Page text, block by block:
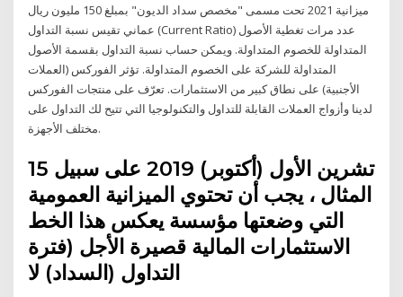
ميزانية 2021 تحت مسمى "مخصص سداد الديون" بمبلغ 150 مليون ريال
عماني تقيس نسبة التداول (Current Ratio) عدد مرات تغطية الأصول
المتداولة للخصوم المتداولة. ويمكن حساب نسبة التداول بقسمة الأصول
المتداولة للشركة على الخصوم المتداولة. تؤثر الفوركس (العملات
الأجنبية) على نطاق كبير من الاستثمارات. تعرّف على منتجات الفوركس
لدينا وأزواج العملات القابلة للتداول والتكنولوجيا التي تتيح لك التداول على
مختلف الأجهزة.
15 تشرين الأول (أكتوبر) 2019 على سبيل
المثال ، يجب أن تحتوي الميزانية العمومية
التي وضعتها مؤسسة يعكس هذا الخط
الاستثمارات المالية قصيرة الأجل (فترة